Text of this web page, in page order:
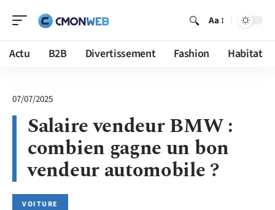
Aa
Actu B2B Divertissement Fashion Habitat
07/07/2025
Salaire vendeur BMW :
combien gagne un bon
vendeur automobile ?
VOITURE